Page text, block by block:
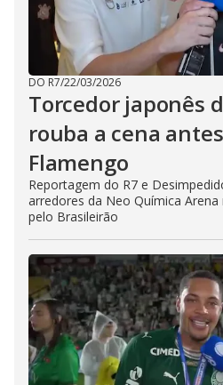
DO R7/22/03/2026
Torcedor japonês
rouba a cena
Flamengo
Reportagem do R7 e
arredores da Neo Química
pelo Brasileirão